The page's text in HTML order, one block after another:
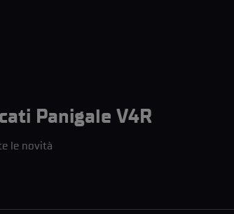
Panigale V4R
le novità